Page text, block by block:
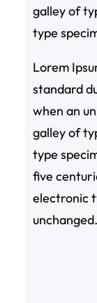
galley of
type
Lorem
standard
when an
galley of
type
five
electronic
unchanged.